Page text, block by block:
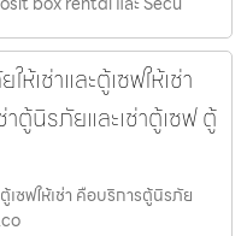
เช่าและตู้เซฟให้เช่า
ตู้นิรภัยและเช่าตู้เซฟ ตู้
ซฟให้เช่า คือบริการตู้นิรภัย